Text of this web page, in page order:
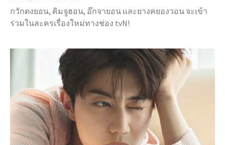
กวักดงยอน, คิมจูฮอน, อ๊กจายอน และยางคยองวอน จะเข้า
ร่วมในละครเรื่องใหม่ทางช่อง tvN!